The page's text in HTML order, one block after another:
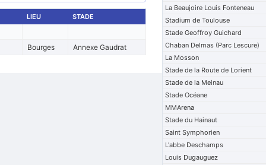
LIEU STADE
Bourges Annexe Gaudrat
La Beaujoire Louis Fonteneau
Stadium de Toulouse
Stade Geoffroy Guichard
Chaban Delmas (Parc Lescure)
La Mosson
Stade de la Route de Lorient
Stade de la Meinau
Stade Océane
MMArena
Stade du Hainaut
Saint Symphorien
L'abbe Deschamps
Louis Dugauguez